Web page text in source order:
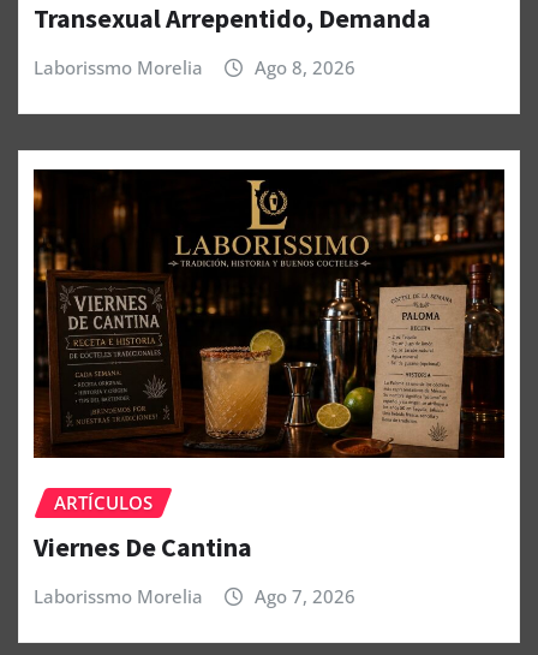
Transexual Arrepentido, Demanda
Laborissmo Morelia Ago 8, 2026
ARTÍCULOS
Viernes De Cantina
Laborissmo Morelia Ago 7, 2026